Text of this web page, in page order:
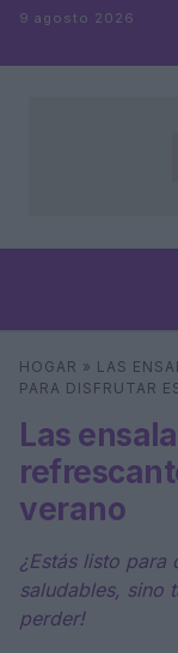
Saltar al contenido
9 agosto 2026
Buscar
HOGAR » LAS
PARA DISFRUTAR
Las
verano
¿Estás listo para
saludables, sino
perder!